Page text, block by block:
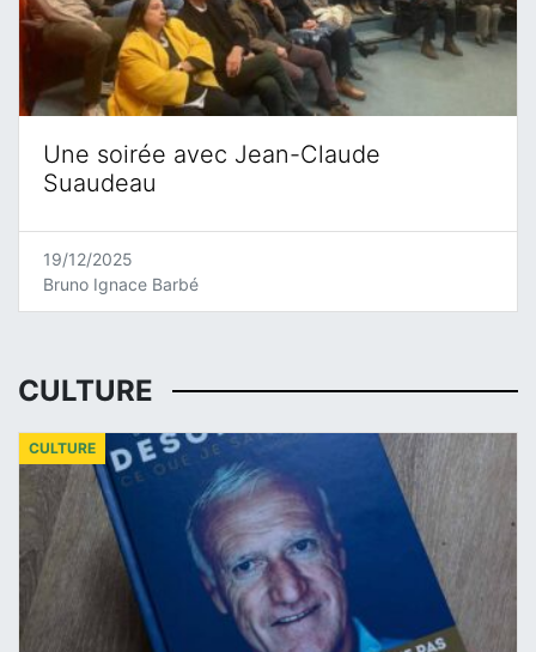
Une soirée avec Jean-Claude
Suaudeau
19/12/2025
Bruno Ignace Barbé
CULTURE
CULTURE